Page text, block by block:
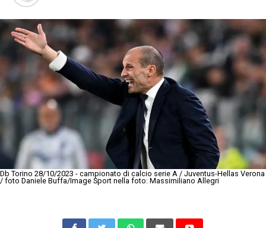
Db Torino 28/10/2023 - campionato di calcio serie A / Juventus-Hellas Verona
/ foto Daniele Buffa/Image Sport nella foto: Massimiliano Allegri